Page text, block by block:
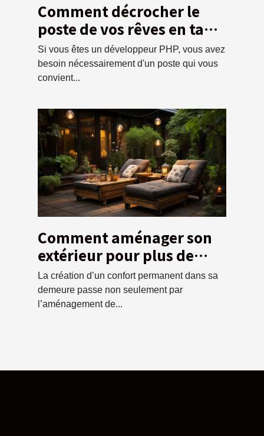
Comment décrocher le
poste de vos rêves en tant
que développeur PHP ?
Si vous êtes un développeur PHP, vous avez
besoin nécessairement d'un poste qui vous
convient...
Comment aménager son
extérieur pour plus de
confort
La création d’un confort permanent dans sa
demeure passe non seulement par
l’aménagement de...